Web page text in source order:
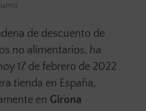
de descuento de
no alimentarios, ha
17 de febrero de 2022
tienda en España,
en Girona